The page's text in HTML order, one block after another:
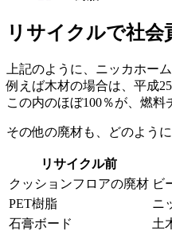
リサイクルで社会
上記のように、ニッカホー
例えば木材の場合は、平成
この内のほぼ100％が、燃料
その他の廃材も、どのよう
リサイクル前
クッションフロアの廃材 ビ
PET樹脂
ニ
石膏ボード
土